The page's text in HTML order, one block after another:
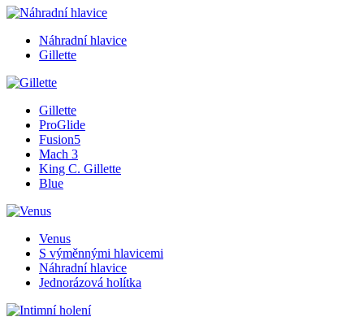
Náhradní hlavice
Gillette
Gillette
ProGlide
Fusion5
Mach 3
King C. Gillette
Blue
Venus
S výměnnými hlavicemi
Náhradní hlavice
Jednorázová holítka